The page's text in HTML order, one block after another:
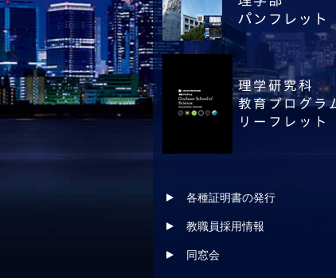
各種証明書の発行
教職員採用情報
同窓会